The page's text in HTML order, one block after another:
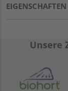
EIGENSCHAFTEN
Unsere